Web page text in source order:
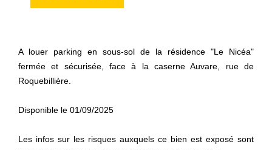
A louer parking en sous-sol de la résidence "Le Nicéa"
fermée et sécurisée, face à la caserne Auvare, rue de
Roquebillière.
Disponible le 01/09/2025
Les infos sur les risques auxquels ce bien est exposé sont